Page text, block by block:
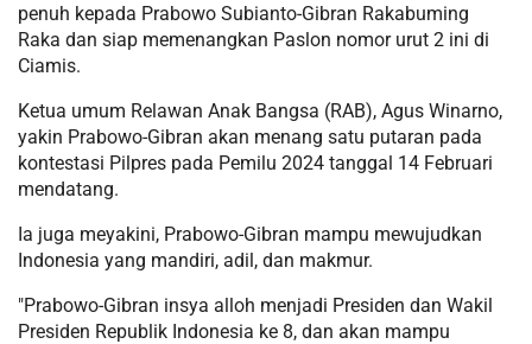
penuh kepada Prabowo Subianto-Gibran Rakabuming
Raka dan siap memenangkan Paslon nomor urut 2 ini di
Ciamis.
Ketua umum Relawan Anak Bangsa (RAB), Agus Winarno,
yakin Prabowo-Gibran akan menang satu putaran pada
kontestasi Pilpres pada Pemilu 2024 tanggal 14 Februari
mendatang.
Ia juga meyakini, Prabowo-Gibran mampu mewujudkan
Indonesia yang mandiri, adil, dan makmur.
"Prabowo-Gibran insya alloh menjadi Presiden dan Wakil
Presiden Republik Indonesia ke 8, dan akan mampu